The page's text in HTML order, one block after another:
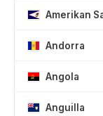
Andorra
Angola
Anguilla